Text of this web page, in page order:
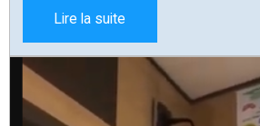
Lire la suite